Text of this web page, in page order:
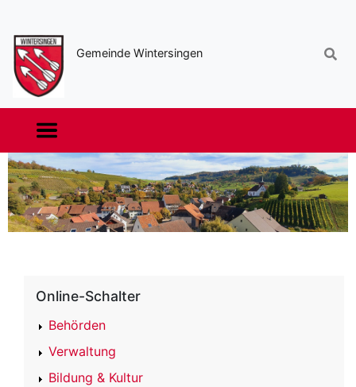
Gemeinde Wintersingen
Navigation
Online-Schalter
Behörden
Verwaltung
Bildung & Kultur